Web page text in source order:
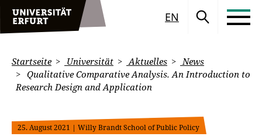
EN
Startseite Universität Aktuelles
News
Qualitative Comparative Analysis. An Introduction to
Research Design and Application
25. August 2021 | Willy Brandt School of Public Policy